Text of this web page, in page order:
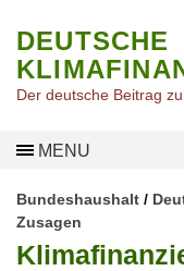
DEUTSCHE
Der deutsche Beitrag
MENU
Bundeshaushalt /
Zusagen